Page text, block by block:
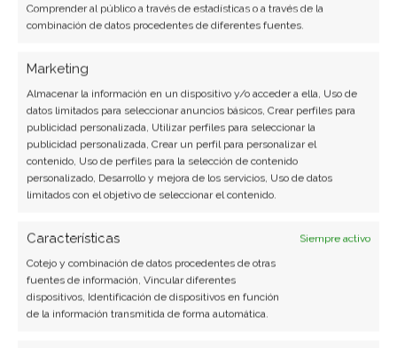
Comprender al público a través de estadísticas o a través de la
combinación de datos procedentes de diferentes fuentes.
Marketing
Almacenar la información en un dispositivo y/o acceder a ella, Uso de
datos limitados para seleccionar anuncios básicos, Crear perfiles para
publicidad personalizada, Utilizar perfiles para seleccionar la
publicidad personalizada, Crear un perfil para personalizar el
contenido, Uso de perfiles para la selección de contenido
personalizado, Desarrollo y mejora de los servicios, Uso de datos
limitados con el objetivo de seleccionar el contenido.
Características
Siempre activo
Cotejo y combinación de datos procedentes de otras
fuentes de información, Vincular diferentes
dispositivos, Identificación de dispositivos en función
de la información transmitida de forma automática.